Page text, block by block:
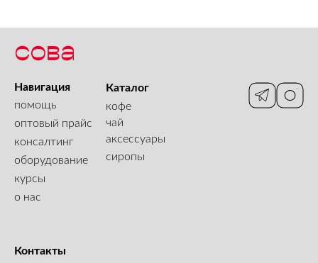
Каталог
кофе
чай
аксессуары
сиропы
Навигация
помощь
оптовый прайс
оборудование
консалтинг
курсы
о нас
Контакты